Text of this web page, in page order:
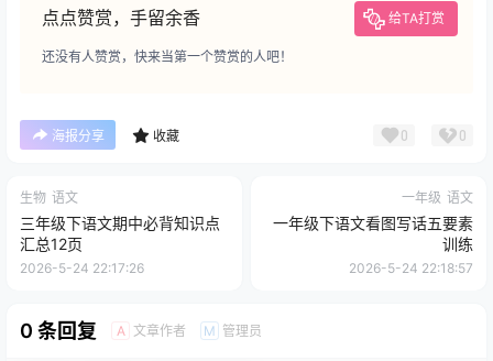
点点赞赏，手留余香 给TA打赏
还没有人赞赏，快来当第一个赞赏的人吧！
海报分享 收藏 0 0
生物 语文
三年级下语文期中必背知识点
汇总12页
2026-5-24 22:17:26
一年级 语文
一年级下语文看图写话五要素
训练
2026-5-24 22:18:57
0 条回复 A 文章作者 M 管理员